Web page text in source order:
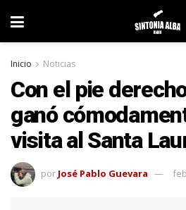
Inicio Noticias
Con el pie
ganó
visita al Santa
por José Pablo Guevara